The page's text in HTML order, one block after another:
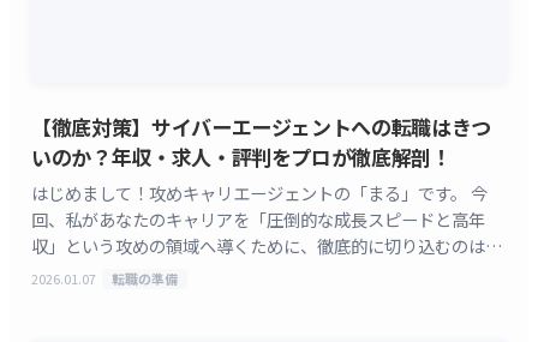
【徹底対策】サイバーエージェントへの転職はきつ
いのか？年収・求人・評判をプロが徹底解剖！
はじめまして！攻めキャリエージェントの「まる」です。 今
回、私があなたのキャリアを「圧倒的な成長スピードと高年
収」という攻めの領域へ導くために、徹底的に切り込むのは、
インターネット産業の巨大なプラットフォームを築き上げた
2026.01.07 転職の準備